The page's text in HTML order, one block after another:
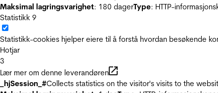
Maksimal lagringsvarighet: 180 dagerType: HTTP-
Statistikk 9
Statistikk-cookies hjelper eiere til å forstå hvordan besøkende
Hotjar
3
Lær mer om denne leverandøren
_hjSession_#Collects statistics on the visitor's visits to the